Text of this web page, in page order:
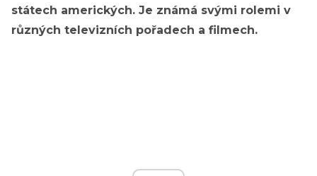
státech amerických. Je známá svými rolemi v
různých televizních pořadech a filmech.